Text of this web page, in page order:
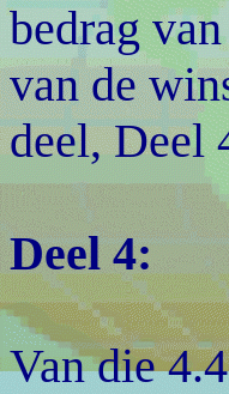
bedrag
van de
deel, Deel
Deel 4:
Van die